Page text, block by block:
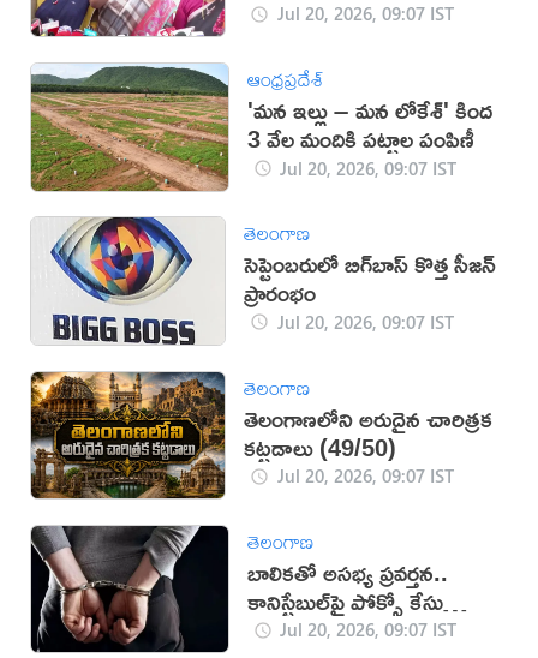
(వీడియో)
Jul 20, 2026, 09:07 IST
ఆంధ్రప్రదేశ్
'మన ఇల్లు – మన లోకేశ్' కింద
3 వేల మందికి పట్టాల పంపిణీ
Jul 20, 2026, 09:07 IST
తెలంగాణ
సెప్టెంబరులో బిగ్‌బాస్‌ కొత్త సీజన్‌
ప్రారంభం
Jul 20, 2026, 09:07 IST
తెలంగాణ
తెలంగాణలోని అరుదైన చారిత్రక
కట్టడాలు (49/50)
Jul 20, 2026, 09:07 IST
తెలంగాణ
బాలికతో అసభ్య ప్రవర్తన..
కానిస్టేబుల్‌పై పోక్సో కేసు
నమోదుJul 20, 2026, 09:07 IST